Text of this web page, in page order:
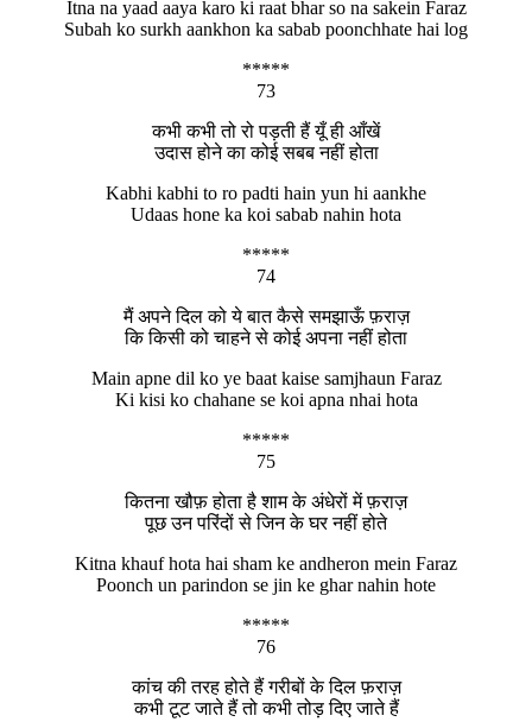
Itna na yaad aaya karo ki raat bhar so na sakein Faraz
Subah ko surkh aankhon ka sabab poonchhate hai log
*****
73
कभी कभी तो रो पड़ती हैं यूँ ही आँखें
उदास होने का कोई सबब नहीं होता
Kabhi kabhi to ro padti hain yun hi aankhe
Udaas hone ka koi sabab nahin hota
*****
74
मैं अपने दिल को ये बात कैसे समझाऊँ फ़राज़
कि किसी को चाहने से कोई अपना नहीं होता
Main apne dil ko ye baat kaise samjhaun Faraz
Ki kisi ko chahane se koi apna nhai hota
*****
75
कितना खौफ़ होता है शाम के अंधेरों में फ़राज़
पूछ उन परिंदों से जिन के घर नहीं होते
Kitna khauf hota hai sham ke andheron mein Faraz
Poonch un parindon se jin ke ghar nahin hote
*****
76
कांच की तरह होते हैं गरीबों के दिल फ़राज़
कभी टूट जाते हैं तो कभी तोड़ दिए जाते हैं